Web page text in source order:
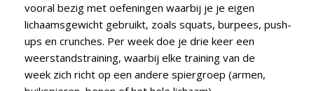
vooral bezig met oefeningen waarbij je je eigen
lichaamsgewicht gebruikt, zoals squats, burpees, push-
ups en crunches. Per week doe je drie keer een
weerstandstraining, waarbij elke training van de
week zich richt op een andere spiergroep (armen,